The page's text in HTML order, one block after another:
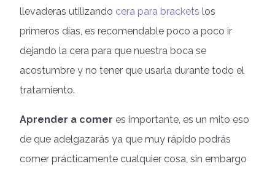
llevaderas utilizando cera para brackets los
primeros días, es recomendable poco a poco ir
dejando la cera para que nuestra boca se
acostumbre y no tener que usarla durante todo el
tratamiento.
Aprender a comer es importante, es un mito eso
de que adelgazarás ya que muy rápido podrás
comer prácticamente cualquier cosa, sin embargo